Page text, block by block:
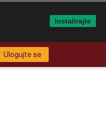
Ulogujte se
Instalirajte